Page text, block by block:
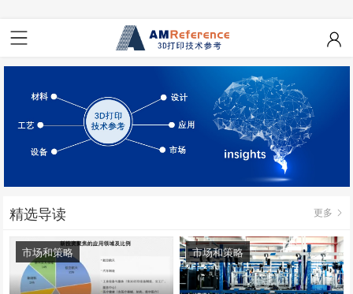
精选导读 更多
市场和策略 市场和策略